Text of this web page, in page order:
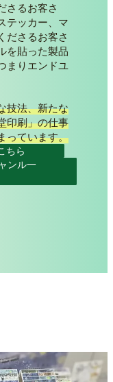
さるお客さ
テッカー、マ
ださるお客さ
を貼った製品
まりエンドユ
技法、新たな
印刷」の仕事
っています。
ちら
ンル一